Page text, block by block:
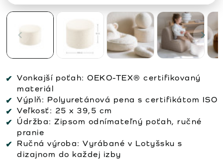
Vonkajší poťah: OEKO-TEX® certifikovaný
materiál
Výplň: Polyuretánová pena s certifikátom ISO
Veľkosť: 25 x 39,5 cm
Údržba: Zipsom odnímateľný poťah, ručné
pranie
Ručná výroba: Vyrábané v Lotyšsku s
dizajnom do každej izby